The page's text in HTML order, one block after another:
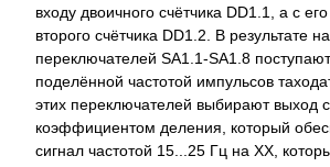
входу двоичного счётчика DD1.1, а с
второго счётчика DD1.2. В результате
переключателей SA1.1-SA1.8
поделённой частотой импульсов
этих переключателей выбирают выход
коэффициентом деления, который
сигнал частотой 15...25 Гц на ХХ,